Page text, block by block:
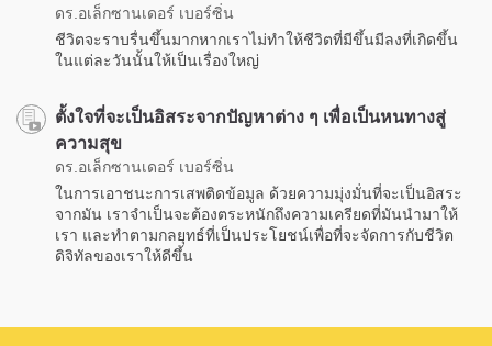
ดร.อเล็กซานเดอร์ เบอร์ซิ่น
ชีวิตจะราบรื่นขึ้นมากหากเราไม่ทำให้ชีวิตที่มีขึ้นมีลงที่เกิดขึ้น
ในแต่ละวันนั้นให้เป็นเรื่องใหญ่
ตั้งใจที่จะเป็นอิสระจากปัญหาต่าง ๆ เพื่อเป็นหนทางสู่
ความสุข
ดร.อเล็กซานเดอร์ เบอร์ซิ่น
ในการเอาชนะการเสพติดข้อมูล ด้วยความมุ่งมั่นที่จะเป็นอิสระ
จากมัน เราจำเป็นจะต้องตระหนักถึงความเครียดที่มันนำมาให้
เรา และทำตามกลยุทธ์ที่เป็นประโยชน์เพื่อที่จะจัดการกับชีวิต
ดิจิทัลของเราให้ดีขึ้น